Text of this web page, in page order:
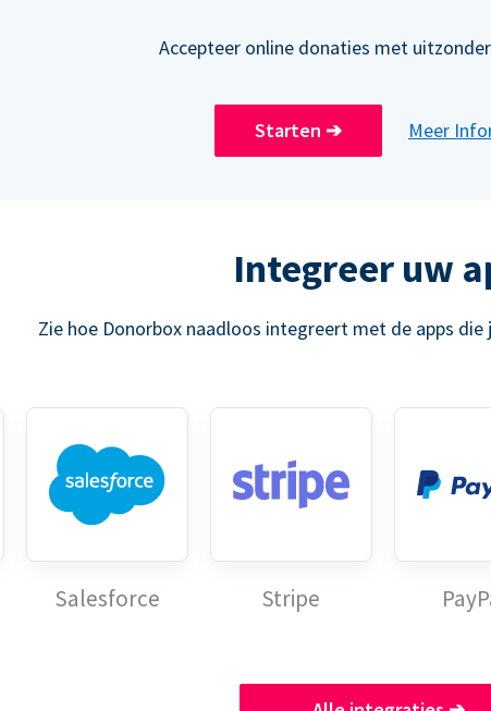
Accepteer online donaties met
Starten ➔ Meer
Integreer uw
Zie hoe Donorbox naadloos integreert met de apps die
Salesforce Stripe